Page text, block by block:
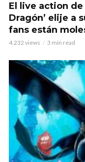
El live action de
Dragón’ elije a
fans están
4.232 views 3 min read